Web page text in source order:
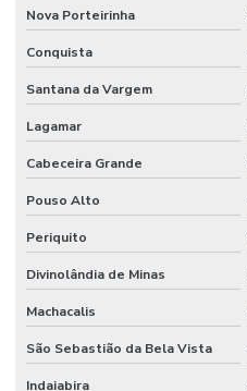
Nova Porteirinha
Conquista
Santana da Vargem
Lagamar
Cabeceira Grande
Pouso Alto
Periquito
Divinolândia de Minas
Machacalis
São Sebastião da Bela Vista
Indaiabira